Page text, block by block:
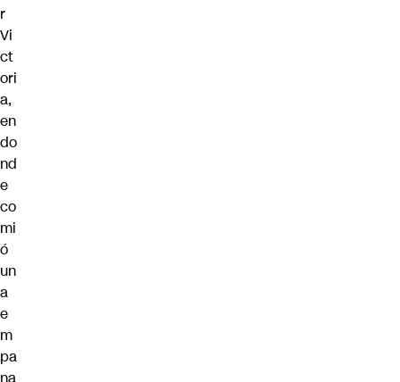
r
Vi
ct
ori
a,
en
do
nd
e
co
mi
ó
un
a
e
m
pa
na